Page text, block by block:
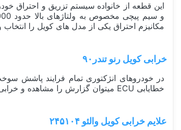
مکانیزم احتراق یکی از مدل های کویل را
خرابی کویل رنو تندر٩٠
خطایابی ECU میتوان گزارش را مشاهده و خرابی آن را براحتی تشخیص داد.
علایم خرابی کویل والئو ۲۴۵۱۰۴